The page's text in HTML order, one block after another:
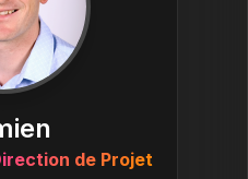
de Projet